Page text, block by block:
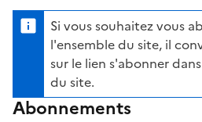
Si vous souhaitez vous
l'ensemble du site, il
sur le lien s'abonner
du site.
Abonnements